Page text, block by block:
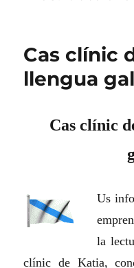
Cas clínic
llengua
Cas clínic
Us
la
clínic de Katia,